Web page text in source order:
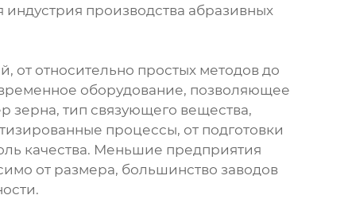
производства абразивных
от относительно простых методов до
оборудование, позволяющее
зерна, тип связующего вещества,
процессы, от подготовки
качества. Меньшие предприятия
от размера, большинство заводов